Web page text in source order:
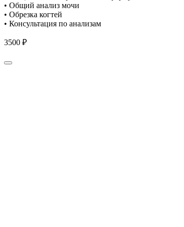
• Общий анализ мочи
• Обрезка когтей
• Консультация по анализам
3500 ₽